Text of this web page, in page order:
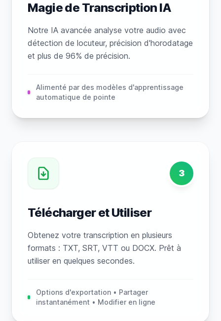
Magie de Transcription IA
Notre IA avancée analyse votre audio avec
détection de locuteur, précision d'horodatage
et plus de 96% de précision.
Alimenté par des modèles d'apprentissage
automatique de pointe
3
Télécharger et Utiliser
Obtenez votre transcription en plusieurs
formats : TXT, SRT, VTT ou DOCX. Prêt à
utiliser en quelques secondes.
Options d'exportation • Partager
instantanément • Modifier en ligne